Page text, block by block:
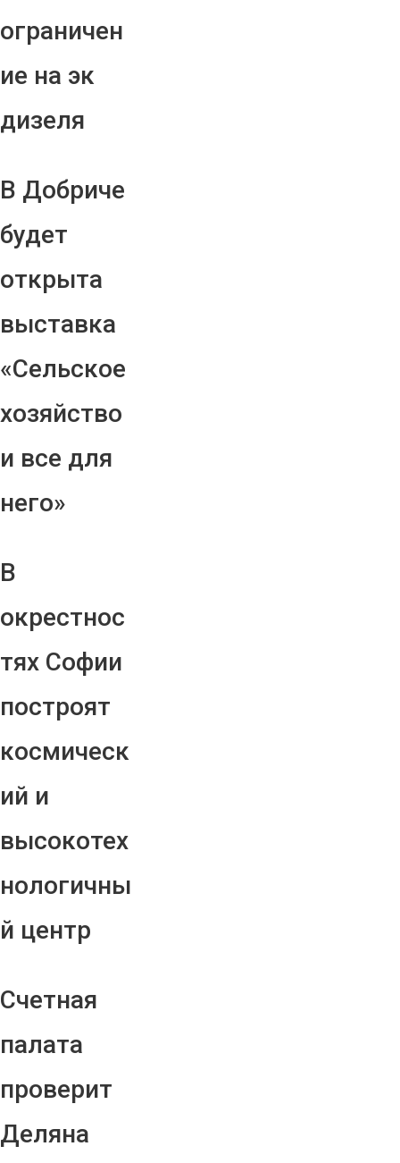
ограничен
ие на эк
дизеля
В Добриче
будет
открыта
выставка
«Сельское
хозяйство
и все для
него»
В
окрестнос
тях Софии
построят
космическ
ий и
высокотех
нологичны
й центр
Счетная
палата
проверит
Деляна